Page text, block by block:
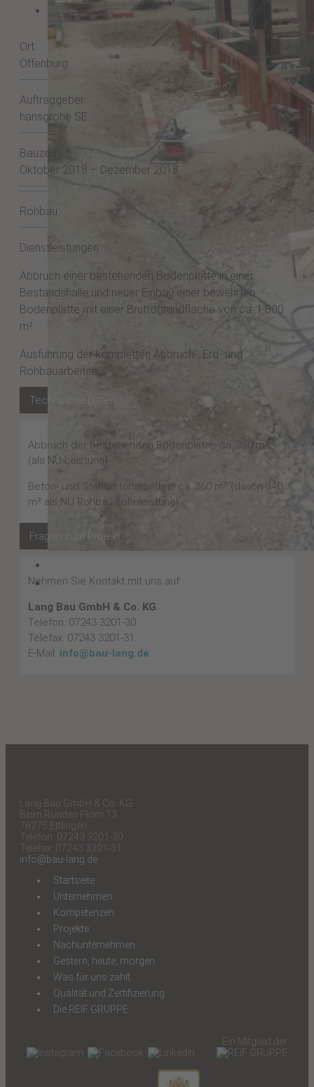
Ort:
Offenburg
Auftraggeber:
hansgrohe SE
Bauzeit:
Oktober 2018 – Dezember 2018
Rohbau
Dienstleistungen
Abbruch einer bestehenden Bodenplatte in einer
Bestandshalle und neuer Einbau einer bewehrten
Bodenplatte mit einer Bruttogrundfläche von ca. 1.800
m².
Ausführung der kompletten Abbruch-, Erd- und
Rohbauarbeiten.
Technische Daten
Abbruch der bestehenden Bodenplatte: ca. 350 m³
(als NU-Leistung)
Beton- und Stahlbetonarbeiten: ca. 360 m³ (davon 340
m³ als NU Rohbau-Lohnleistung)
Fragen zum Projekt
Nehmen Sie Kontakt mit uns auf:
Lang Bau GmbH & Co. KG
Telefon: 07243 3201-30
Telefax: 07243 3201-31
E-Mail: info@bau-lang.de
Lang Bau GmbH & Co. KG
Beim Runden Plom 13
76275 Ettlingen
Telefon: 07243 3201-30
Telefax: 07243 3201-31
info@bau-lang.de
Startseite
Unternehmen
Kompetenzen
Projekte
Nachunternehmen
Gestern, heute, morgen
Was für uns zählt
Qualität und Zertifizierung
Die REIF GRUPPE
Ein Mitglied der